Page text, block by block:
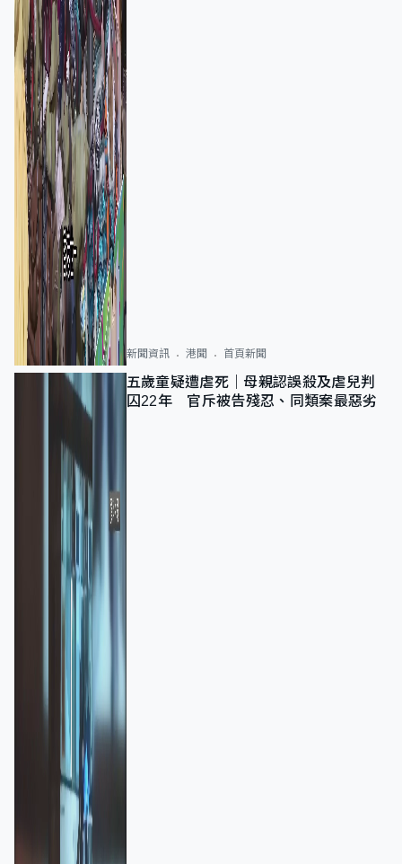
新聞資訊 港聞 首頁新聞
五歲童疑遭虐死｜母親認誤殺及虐兒判
囚22年 官斥被告殘忍、同類案最惡劣